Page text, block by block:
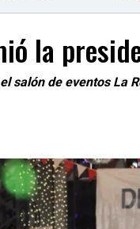
la
salón de eventos La